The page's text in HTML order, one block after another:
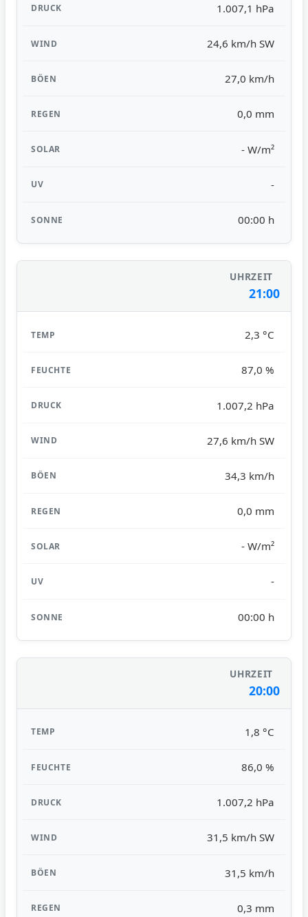
1.007,1 hPa
24,6 km/h SW
27,0 km/h
0,0 mm
- W/m²
-
00:00 h
21:00
2,3 °C
87,0 %
1.007,2 hPa
27,6 km/h SW
34,3 km/h
0,0 mm
- W/m²
-
00:00 h
20:00
1,8 °C
86,0 %
1.007,2 hPa
31,5 km/h SW
31,5 km/h
0,3 mm